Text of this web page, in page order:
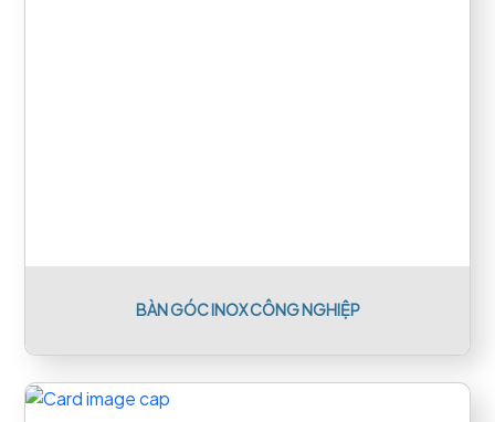
BÀN GÓC INOX CÔNG NGHIỆP